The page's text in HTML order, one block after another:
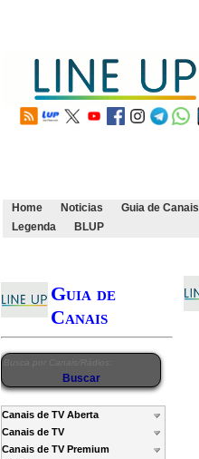
Home Noticias Guia de Canais
Legenda
BLUP
Guia de
Canais
Canais de TV Aberta
Canais de TV
Canais de TV Premium